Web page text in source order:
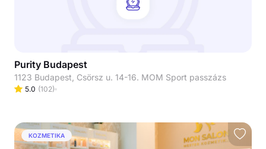
Purity Budapest
1123 Budapest, Csörsz u. 14-16. MOM Sport passzázs
5.0 (102)
KOZMETIKA